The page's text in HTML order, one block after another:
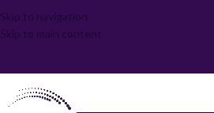
Skip to navigation
Skip to main content